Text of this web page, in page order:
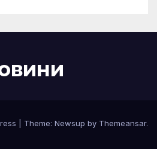
Theme: Newsup by Themeansar.